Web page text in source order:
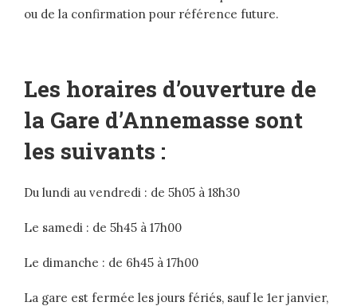
ou de la confirmation pour référence future.
Les horaires d’ouverture de
la Gare d’Annemasse sont
les suivants :
Du lundi au vendredi : de 5h05 à 18h30
Le samedi : de 5h45 à 17h00
Le dimanche : de 6h45 à 17h00
La gare est fermée les jours fériés, sauf le 1er janvier,